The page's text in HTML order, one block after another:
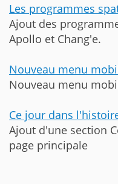
Les programmes
Ajout des
Apollo et Chang'e.
Nouveau menu
Nouveau menu
Ce jour dans
Ajout d'une section
page principale